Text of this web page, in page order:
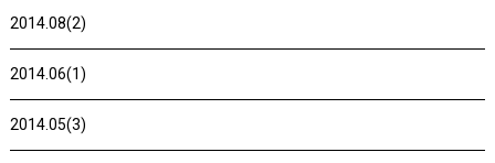
2014.08(2)
2014.06(1)
2014.05(3)